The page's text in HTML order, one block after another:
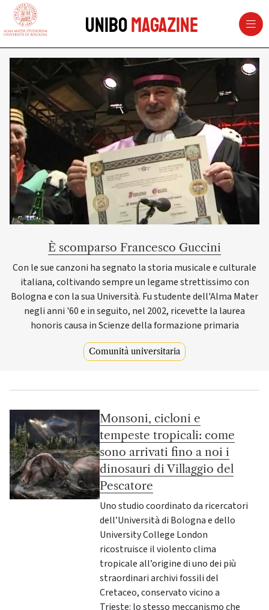
vai al contenuto della pagina
UniboMagazine
UNIBOMAGAZINE - Università di
È scomparso Francesco Guccini
Con le sue canzoni ha segnato la storia musicale e culturale
italiana, coltivando sempre un legame strettissimo con
Bologna e con la sua Università. Fu studente dell'Alma Mater
negli anni '60 e in seguito, nel 2002, ricevette la laurea
honoris causa in Scienze della formazione primaria
Comunità universitaria
Monsoni, cicloni e
tempeste tropicali: come
sono arrivati fino a noi i
dinosauri di Villaggio del
Pescatore
Uno studio coordinato da ricercatori
dell’Università di Bologna e dello
University College London
ricostruisce il violento clima
tropicale all’origine di uno dei più
straordinari archivi fossili del
Cretaceo, conservato vicino a
Trieste: lo stesso meccanismo che